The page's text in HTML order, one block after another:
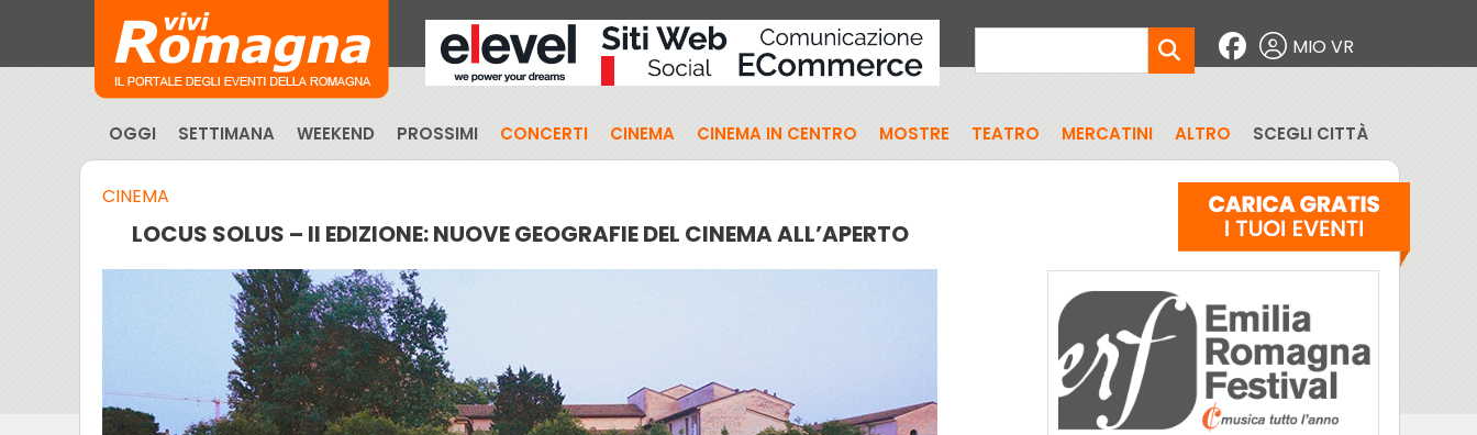
MIO VR
OGGI SETTIMANA WEEKEND PROSSIMI CONCERTI CINEMA CINEMA IN CENTRO MOSTRE TEATRO MERCATINI ALTRO SCEGLI CITTÀ
CINEMA
LOCUS SOLUS – II EDIZIONE: NUOVE GEOGRAFIE DEL CINEMA ALL’APERTO